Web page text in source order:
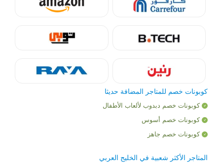
كوبونات خصم للمتاجر المضافة حديثا
كوبونات خصم دبدوب لألعاب الأطفال
كوبونات خصم أسوس
كوبونات خصم جاهز
المتاجر الأكثر شعبية في الخليج العربي